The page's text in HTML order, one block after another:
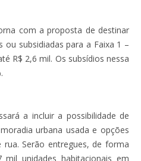
com a proposta de destinar
ou subsidiadas para a Faixa 1 –
R$ 2,6 mil. Os subsídios nessa
a incluir a possibilidade de
urbana usada e opções
Serão entregues, de forma
unidades habitacionais em